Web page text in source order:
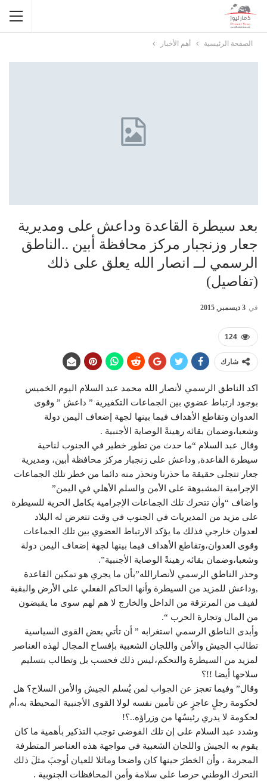
الصفحة الرئيسية أهم الأخبار
بعد سيطرة القاعدة وداعش على ومديرية
جعار وزنجبار مركز محافظة أبين ..الناطق
الرسمي لــ انصار الله يعلق على ذلك
(تفاصيل)
في 3 ديسمبر, 2015
124
شارك
اكد الناطق الرسمي لأنصار الله محمد عبد السلام اليوم الخميس
بوجود ارتباط عضوي بين الجماعات التكفيرية ” داعش ” وقوى
العدوان وتقاطع الأهداف فيما بينها لجهة إضعاف اليمن دولة
وشعبا،وضمان بقائه رهينةً الوصاية الأجنبية .
وقال عبد السلام “ما حدث من تطور خطير في الجنوب لناحية
سيطرة القاعدة, وداعش على زنجبار مركز محافظة أبين، ومديرية
جعار تتجلى حقيقة ما حذرنا ونحذر منه دائما من خطر تلك الجماعات
الإجرامية المشبوهة على الأمن والسلم الأهلي في اليمن”
واضاف “وأن تتحرك تلك الجماعات الإجرامية بكامل الحرية للسيطرة
على مزيد من المديريات في الجنوب في وقت تتعرض له البلاد
لعدوان خارجي فذلك ما يؤكد الارتباط العضوي بين تلك الجماعات
وقوى العدوان،وتقاطع الأهداف فيما بينها لجهة إضعاف اليمن دولة
وشعبا،وضمان بقائه رهينةً الوصاية الأجنبية”.
وحذر الناطق الرسمي لأنصارالله”بأن ما يجري هو تمكين القاعدة
,وداعش للمزيد من السيطرة وأنها الحاكم الفعلي على الأرض والبقية
لفيف من المرتزقة من الداخل والخارج لا هم لهم سوى ما يقبضون
من المال وتجارة الحرب “.
وأبدى الناطق الرسمي استغرابه ” أن تأتي بعض القوى السياسية
تطالب الجيش والأمن واللجان الشعبية بإفساح المجال لهذه العناصر
لمزيد من السيطرة والتحكم،ليس ذلك فحسب بل وتطالب بتسليم
سلاحها أيضا !!؟
وقال” وفيما تعجز عن الجواب لمن يُسلم الجيش والأمن السلاح؟ هل
لحكومة رجلٍ عاجزٍ عن تأمين نفسه لولا القوى الأجنبية المحيطة به،أم
لحكومة لا يدري رئيسُها من وزراؤه..؟!
وشدد عبد السلام على إن تلك الفوضى توجب التذكير بأهمية ما كان
يقوم به الجيش واللجان الشعبية في مواجهة هذه العناصر المتطرفة
المجرمة ، وأن الخطرَ حينها كان واضحا وماثلا للعيان أوجبَ مثلَ ذلك
التحرك الوطني حرصا على سلامة وأمن المحافظات الجنوبية .